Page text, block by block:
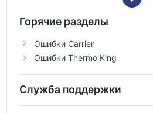
Горячие разделы
Ошибки Carrier
Ошибки Thermo King
Служба поддержки